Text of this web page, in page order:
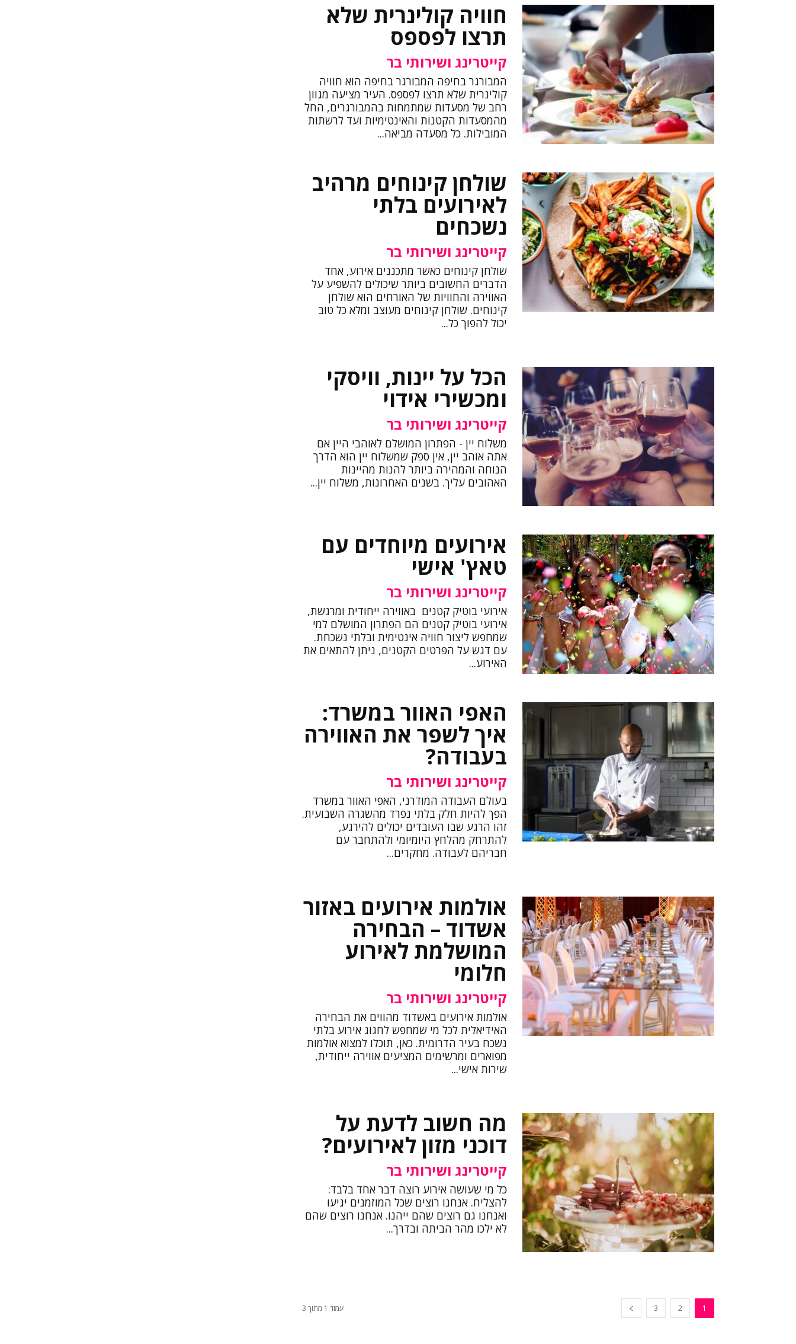
חוויה קולינרית שלא
תרצו לפספס
קייטרינג ושירותי בר
המבורגר בחיפה המבורגר בחיפה הוא חוויה
קולינרית שלא תרצו לפספס. העיר מציעה מגוון
רחב של מסעדות שמתמחות בהמבורגרים, החל
מהמסעדות הקטנות והאינטימיות ועד לרשתות
המובילות. כל מסעדה מביאה...
שולחן קינוחים מרהיב
לאירועים בלתי
נשכחים
קייטרינג ושירותי בר
שולחן קינוחים כאשר מתכננים אירוע, אחד
הדברים החשובים ביותר שיכולים להשפיע על
האווירה והחוויות של האורחים הוא שולחן
קינוחים. שולחן קינוחים מעוצב ומלא כל טוב
יכול להפוך כל...
הכל על יינות, וויסקי
ומכשירי אידוי
קייטרינג ושירותי בר
משלוח יין - הפתרון המושלם לאוהבי היין אם
אתה אוהב יין, אין ספק שמשלוח יין הוא הדרך
הנוחה והמהירה ביותר להנות מהיינות
האהובים עליך. בשנים האחרונות, משלוח יין...
אירועים מיוחדים עם
טאץ' אישי
קייטרינג ושירותי בר
אירועי בוטיק קטנים באווירה ייחודית ומרגשת,
אירועי בוטיק קטנים הם הפתרון המושלם למי
שמחפש ליצור חוויה אינטימית ובלתי נשכחת.
עם דגש על הפרטים הקטנים, ניתן להתאים את
האירוע...
האפי האוור במשרד:
איך לשפר את האווירה
בעבודה?
קייטרינג ושירותי בר
בעולם העבודה המודרני, האפי האוור במשרד
הפך להיות חלק בלתי נפרד מהשגרה השבועית.
זהו הרגע שבו העובדים יכולים להירגע,
להתרחק מהלחץ היומיומי ולהתחבר עם
חבריהם לעבודה. מחקרים...
אולמות אירועים באזור
אשדוד – הבחירה
המושלמת לאירוע
חלומי
קייטרינג ושירותי בר
אולמות אירועים באשדוד מהווים את הבחירה
האידיאלית לכל מי שמחפש לחגוג אירוע בלתי
נשכח בעיר הדרומית. כאן, תוכלו למצוא אולמות
מפוארים ומרשימים המציעים אווירה ייחודית,
שירות אישי...
מה חשוב לדעת על
דוכני מזון לאירועים?
קייטרינג ושירותי בר
כל מי שעושה אירוע רוצה דבר אחד בלבד:
להצליח. אנחנו רוצים שכל המוזמנים יגיעו
ואנחנו גם רוצים שהם ייהנו. אנחנו רוצים שהם
לא ילכו מהר הביתה ובדרך...
1
2
3 עמוד 1 מתוך 3